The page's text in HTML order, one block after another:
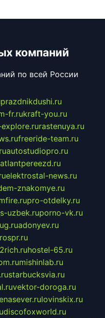
компаний
по всей России
prazdnikdushi.ru
fr.rukraft-you.ru
rastenuya.ru
freeride-team.ru
autostudiopro.ru
atlantpereezd.ru
elektrostal-news.ru
znakomye.ru
pro-otdelky.ru
uzbek.ruporno-vk.ru
adonyev.ru
2rich.ruhostel-65.ru
mishinlab.ru
starbucksvia.ru
vektor-doroga.ru
lovinskix.ru
discofoxworld.ru